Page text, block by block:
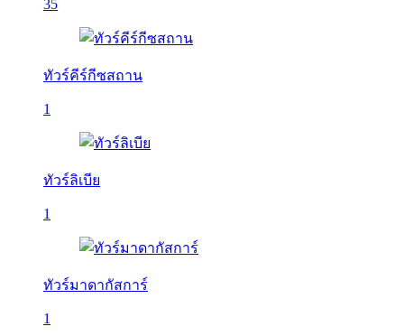
35
ทัวร์คีร์กีซสถาน
1
ทัวร์ลิเบีย
1
ทัวร์มาดากัสการ์
1